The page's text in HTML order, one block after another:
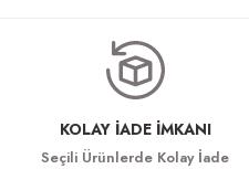
KOLAY İADE İMKANI
Seçili Ürünlerde Kolay İade